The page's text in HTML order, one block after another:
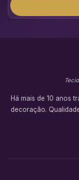
Há mais de 10 anos
decoração.